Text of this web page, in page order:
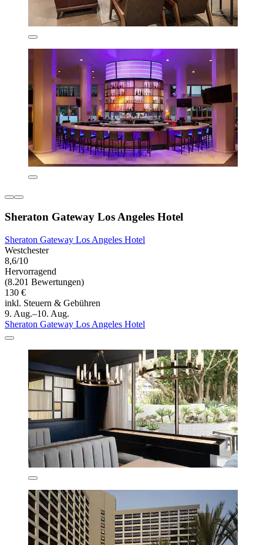
Sheraton Gateway Los Angeles Hotel
Sheraton Gateway Los Angeles Hotel
Westchester
8,6/10
Hervorragend
(8.201 Bewertungen)
130 €
inkl. Steuern & Gebühren
9. Aug.–10. Aug.
Sheraton Gateway Los Angeles Hotel